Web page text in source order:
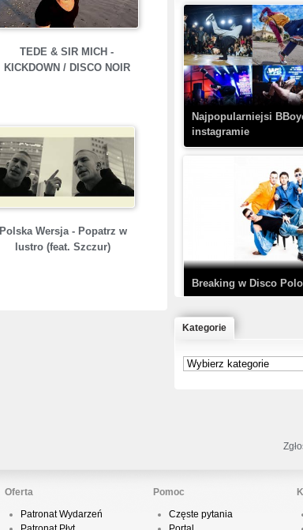
TEDE & SIR MICH -
KICKDOWN / DISCO NOIR
Polska Wersja - Popatrz w
lustro (feat. Szczur)
Kaczorex w
– Kobieta z walizką
TEDE & SIR MICH -
DISCO NOIR
Prod. Chubeats,
KrisBo - Cienie
Najpopularniejsi
instagramie
Breaking w Disco Polo
Kategorie
Oferta
Patronat Wydarzeń
Pomoc
Częste pytania